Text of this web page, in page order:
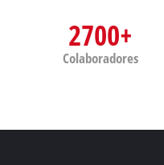
2700+
Colaboradores